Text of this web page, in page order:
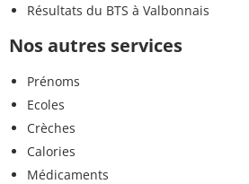
Résultats du BTS à Valbonnais
Nos autres services
Prénoms
Ecoles
Crèches
Calories
Médicaments